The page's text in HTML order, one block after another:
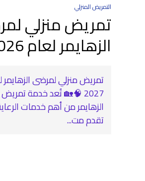
التمريض المنزلي
تمريض منزلي
الزهايمر لعام 2026 – 2027
2027 🧠🏡 تُعد خدمة
الزهايمر من أهم خدمات الرعاية
تقدم مت...